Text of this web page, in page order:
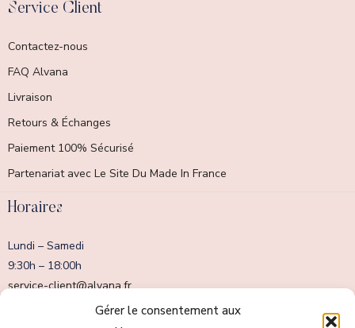
Gérer le consentement aux
Service Client
Contactez-nous
FAQ Alvana
Livraison
Retours & Échanges
Paiement 100% Sécurisé
Partenariat avec Le Site Du Made In France
Horaires
Lundi – Samedi
9:30h – 18:00h
service-client@alvana.fr